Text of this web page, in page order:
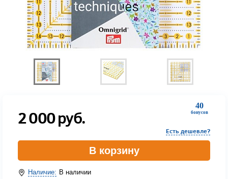
40
бонусов
2 000руб.
Есть дешевле?
В корзину
Наличие: В наличии